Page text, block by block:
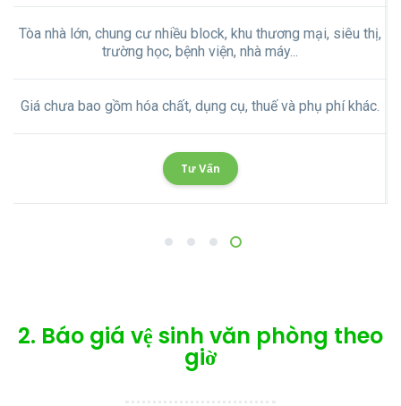
Tòa nhà lớn, chung cư nhiều block, khu thương mại, siêu thị,
trường học, bệnh viện, nhà kho...
Giá chưa bao gồm hóa chất, dụng cụ, thuế và phụ phí khác.
Tư Vấn
1 2 3 4
2. Báo giá vệ sinh văn phòng theo
giờ